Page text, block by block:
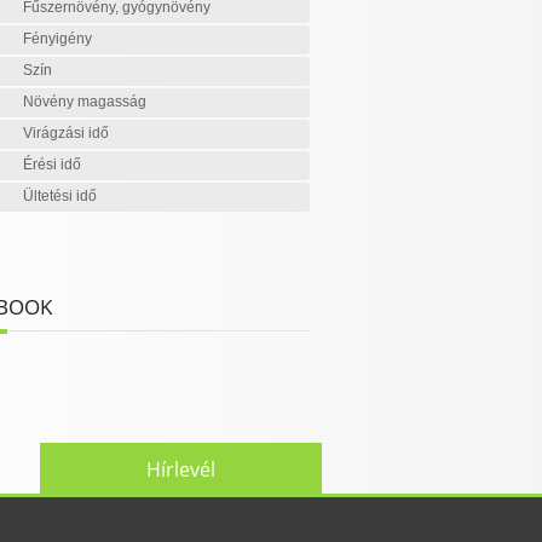
Fűszernövény, gyógynövény
Fényigény
Szín
Növény magasság
Virágzási idő
Érési idő
Ültetési idő
Hírlevél